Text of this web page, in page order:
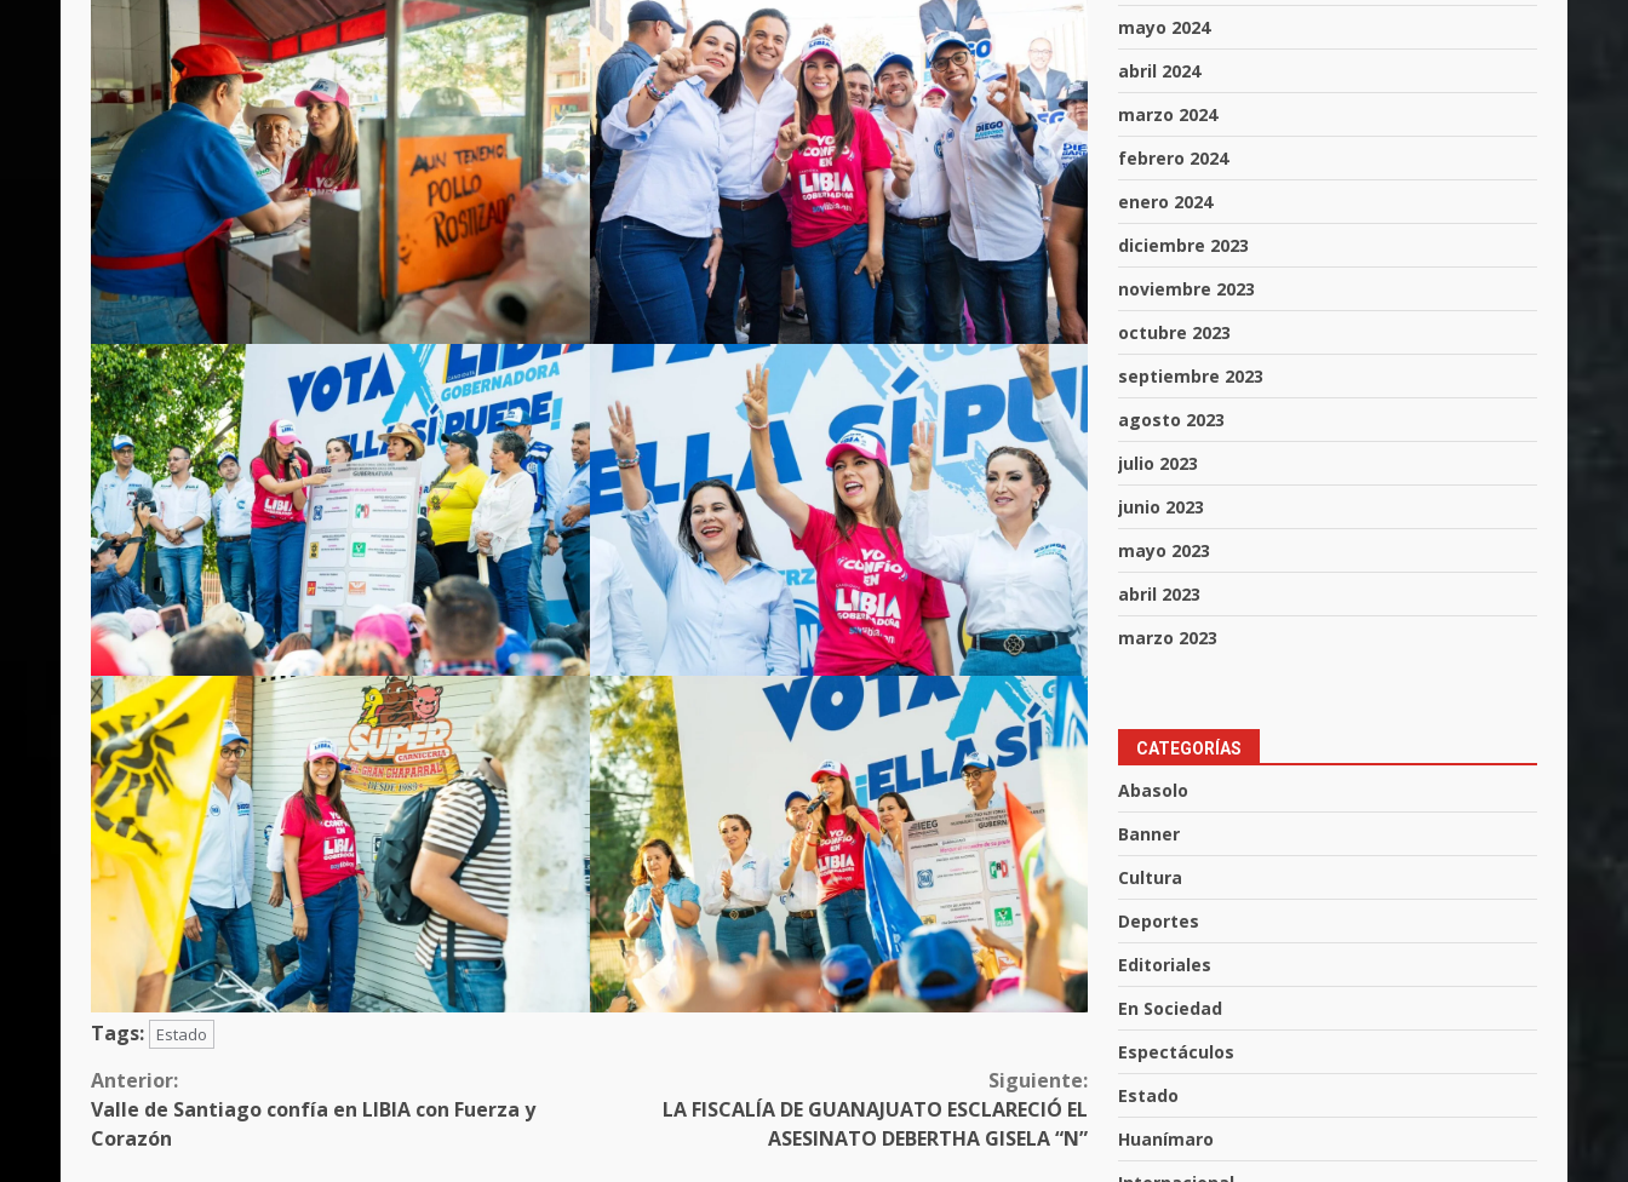
Tags: Estado
Sigue
leyendo
Anterior:
Valle de Santiago confía en LIBIA con Fuerza y
Corazón
Siguiente:
LA FISCALÍA DE GUANAJUATO ESCLARECIÓ EL
ASESINATO DEBERTHA GISELA “N”
mayo 2024
abril 2024
marzo 2024
febrero 2024
enero 2024
diciembre 2023
noviembre 2023
octubre 2023
septiembre 2023
agosto 2023
julio 2023
junio 2023
mayo 2023
abril 2023
marzo 2023
CATEGORÍAS
Abasolo
Banner
Cultura
Deportes
Editoriales
En Sociedad
Espectáculos
Estado
Huanímaro
8 de agosto de 2026
4
Incendio en taller mecánico
5
7 de agosto de 2026